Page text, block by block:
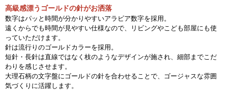
高級感漂うゴールドの針がお洒落
数字はパッと時間が分かりやすいアラビア数字を採用。
遠くからでも時間が見やすい仕様なので、リビングやこども部屋にも使
っていただけます。
針は流行りのゴールドカラーを採用。
短針・長針は直線ではなく枝のようなデザインが施され、細部までこだ
わりを感じさせます。
大理石柄の文字盤にゴールドの針を合わせることで、ゴージャスな雰囲
気づくりに活躍します。